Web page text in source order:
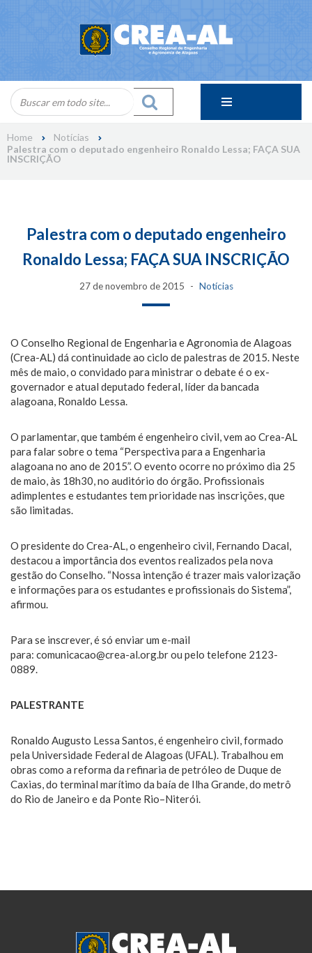
Home
Notícias
Palestra com o deputado engenheiro Ronaldo Lessa; FAÇA SUA
INSCRIÇÃO
Palestra com o deputado engenheiro
Ronaldo Lessa; FAÇA SUA INSCRIÇÃO
27 de novembro de 2015 Notícias
O Conselho Regional de Engenharia e Agronomia de Alagoas
(Crea-AL) dá continuidade ao ciclo de palestras de 2015. Neste
mês de maio, o convidado para ministrar o debate é o ex-
governador e atual deputado federal, líder da bancada
alagoana, Ronaldo Lessa.
O parlamentar, que também é engenheiro civil, vem ao Crea-AL
para falar sobre o tema “Perspectiva para a Engenharia
alagoana no ano de 2015”. O evento ocorre no próximo dia 25
de maio, às 18h30, no auditório do órgão. Profissionais
adimplentes e estudantes tem prioridade nas inscrições, que
são limitadas.
O presidente do Crea-AL, o engenheiro civil, Fernando Dacal,
destacou a importância dos eventos realizados pela nova
gestão do Conselho. “Nossa intenção é trazer mais valorização
e informações para os estudantes e profissionais do Sistema”,
afirmou.
Para se inscrever, é só enviar um e-mail
para: comunicacao@crea-al.org.br ou pelo telefone 2123-
0889.
PALESTRANTE
Ronaldo Augusto Lessa Santos, é engenheiro civil, formado
pela Universidade Federal de Alagoas (UFAL). Trabalhou em
obras como a reforma da refinaria de petróleo de Duque de
Caxias, do terminal marítimo da baía de Ilha Grande, do metrô
do Rio de Janeiro e da Ponte Rio–Niterói.